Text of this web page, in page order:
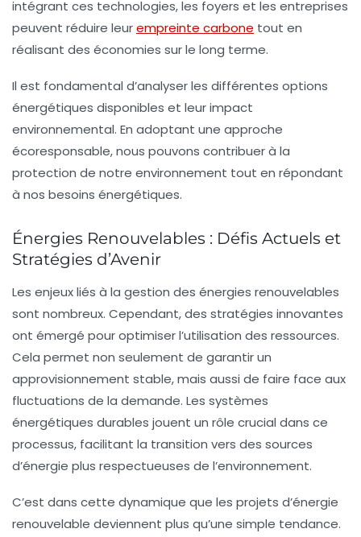
intégrant ces technologies, les foyers et les entreprises
peuvent réduire leurempreinte carbone tout en
réalisant des économies sur le long terme.
Il est fondamental d’analyser les différentes options
énergétiques disponibles et leur impact
environnemental. En adoptant une approche
écoresponsable, nous pouvons contribuer à la
protection de notre environnement tout en répondant
à nos besoins énergétiques.
Énergies Renouvelables : Défis Actuels et
Stratégies d’Avenir
Les enjeux liés à la gestion des énergies renouvelables
sont nombreux. Cependant, des stratégies innovantes
ont émergé pour optimiser l’utilisation des ressources.
Cela permet non seulement de garantir un
approvisionnement stable, mais aussi de faire face aux
fluctuations de la demande. Les systèmes
énergétiques durables jouent un rôle crucial dans ce
processus, facilitant la transition vers des sources
d’énergie plus respectueuses de l’environnement.
C’est dans cette dynamique que les projets d’énergie
renouvelable deviennent plus qu’une simple tendance.